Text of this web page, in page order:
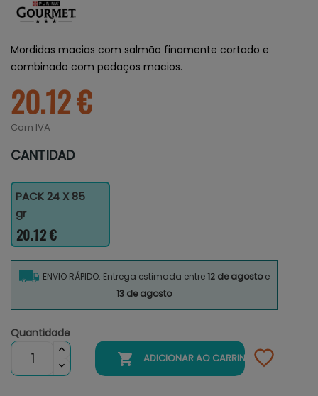
Mordidas macias com salmão finamente cortado e
combinado com pedaços macios.
20.12 €
Com IVA
CANTIDAD
PACK 24 X 85
gr
20.12 €
ENVIO RÁPIDO: Entrega estimada entre12 de agostoe
13 de agosto
Quantidade
 ADICIONAR AO CARRINHO